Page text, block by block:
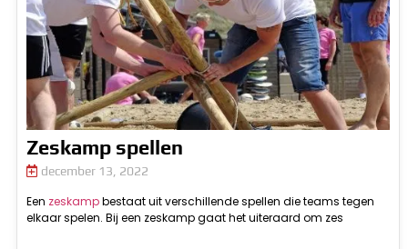
Zeskamp spellen
december 13, 2022
Een zeskampbestaat uit verschillende spellen die teams tegen
elkaar spelen. Bij een zeskamp gaat het uiteraard om zes